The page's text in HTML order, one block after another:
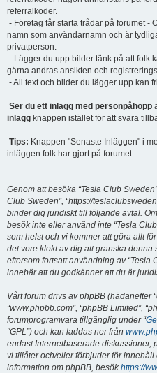
referralkoder.
- Företag får starta trådar på forumet -
namn som användarnamn och är
privatperson.
- Lägger du upp bilder tänk på att folk
gärna andras ansikten och
- All text och bilder du lägger upp kan
Ser du ett inlägg med personpåhopp
inlägg knappen istället för att svara
Tips: Knappen "Senaste Inläggen" i
inläggen folk har gjort på forumet.
Genom att besöka “Tesla Club Sweden”
Club Sweden”, “https://
binder dig juridiskt till följande avtal.
besök inte eller använd inte “Tesla
som helst och vi kommer att göra allt
det vore klokt av dig att granska
eftersom fortsatt användning av “Tesla
innebär att du godkänner att du är
Vårt forum drivs av phpBB (hädanefter
“www.phpbb.com”, “phpBB Limited”,
forumprogramvara tillgänglig under “
“GPL”) och kan laddas ner från
endast Internetbaserade diskussioner,
vi tillåter och/eller förbjuder för
information om phpBB, besökhttps://